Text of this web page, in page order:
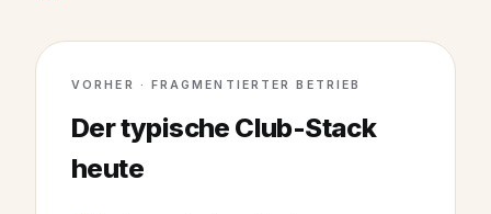
VORHER · FRAGMENTIERTER BETRIEB
Der typische Club-Stack
heute